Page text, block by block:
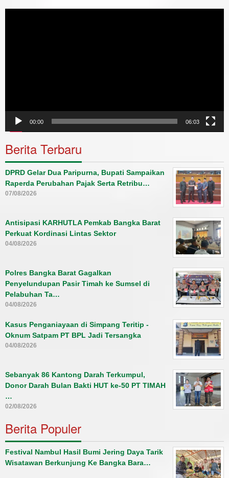
00:00 06:03
Berita Terbaru
DPRD Gelar Dua Paripurna, Bupati Sampaikan
Raperda Perubahan Pajak Serta Retribu…
07/08/2026
Antisipasi KARHUTLA Pemkab Bangka Barat
Perkuat Kordinasi Lintas Sektor
04/08/2026
Polres Bangka Barat Gagalkan
Penyelundupan Pasir Timah ke Sumsel di
Pelabuhan Ta…
04/08/2026
Kasus Penganiayaan di Simpang Teritip -
Oknum Satpam PT BPL Jadi Tersangka
04/08/2026
Sebanyak 86 Kantong Darah Terkumpul,
Donor Darah Bulan Bakti HUT ke-50 PT TIMAH
…
02/08/2026
Berita Populer
Festival Nambul Hasil Bumi Jering Daya Tarik
Wisatawan Berkunjung Ke Bangka Bara…